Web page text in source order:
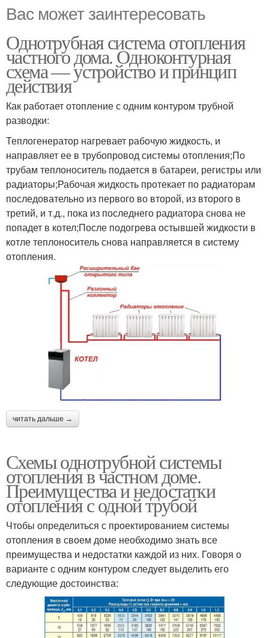
Вас может заинтересовать
Однотрубная система отопления
частного дома. Одноконтурная
схема — устройство и принцип
действия
Как работает отопление с одним контуром трубной
разводки:
Теплогенератор нагревает рабочую жидкость, и
направляет ее в трубопровод системы отопления;По
трубам теплоноситель подается в батареи, регистры или
радиаторы;Рабочая жидкость протекает по радиаторам
последовательно из первого во второй, из второго в
третий, и т.д., пока из последнего радиатора снова не
попадет в котел;После подогрева остывшей жидкости в
котле теплоноситель снова направляется в систему
отопления.
читать дальше →
Схемы однотрубной системы
отопления в частном доме.
Преимущества и недостатки
отопления с одной трубой
Чтобы определиться с проектированием системы
отопления в своем доме необходимо знать все
преимущества и недостатки каждой из них. Говоря о
варианте с одним контуром следует выделить его
следующие достоинства: